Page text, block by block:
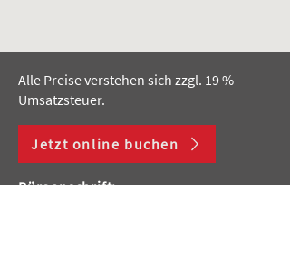
Alle Preise verstehen sich zzgl. 19 %
Umsatzsteuer.
Jetzt online buchen
Büroanschrift: